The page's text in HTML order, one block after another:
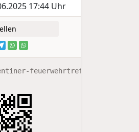
17:44 Uhr
feuerwehrtreffen